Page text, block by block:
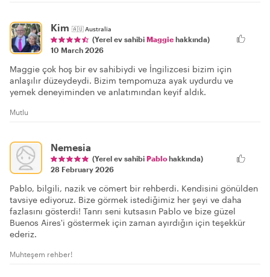
Kim 🇦🇺Australia
(Yerel ev sahibi Maggie hakkında)
10 March 2026
Maggie çok hoş bir ev sahibiydi ve İngilizcesi bizim için
anlaşılır düzeydeydi. Bizim tempomuza ayak uydurdu ve
yemek deneyiminden ve anlatımından keyif aldık.
Mutlu
Nemesia
(Yerel ev sahibi Pablo hakkında)
28 February 2026
Pablo, bilgili, nazik ve cömert bir rehberdi. Kendisini gönülden
tavsiye ediyoruz. Bize görmek istediğimiz her şeyi ve daha
fazlasını gösterdi! Tanrı seni kutsasın Pablo ve bize güzel
Buenos Aires'i göstermek için zaman ayırdığın için teşekkür
ederiz.
Muhteşem rehber!